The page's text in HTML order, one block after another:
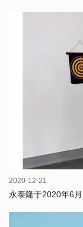
2020-12-21
永泰隆于2020年6